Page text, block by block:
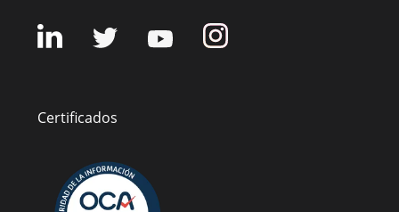
Certificados